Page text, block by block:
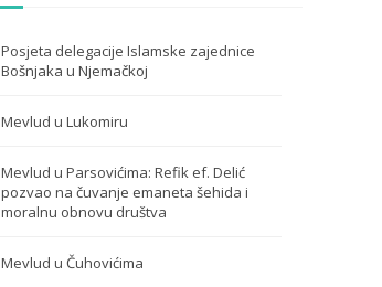
Posjeta delegacije Islamske zajednice
Bošnjaka u Njemačkoj
Mevlud u Lukomiru
Mevlud u Parsovićima: Refik ef. Delić
pozvao na čuvanje emaneta šehida i
moralnu obnovu društva
Mevlud u Čuhovićima